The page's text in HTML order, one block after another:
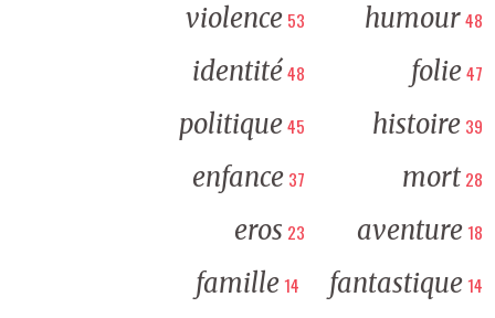
violence 53 humour48
identité48 folie47
politique45 histoire 39
enfance 37 mort 28
eros 23 aventure 18
famille 14 fantastique 14